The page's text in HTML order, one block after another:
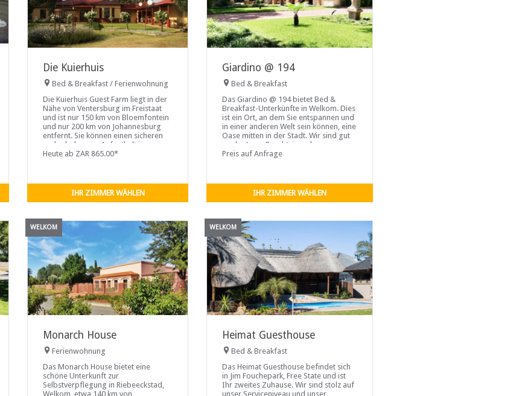
Die Kuierhuis
Bed & Breakfast / Ferienwohnung
Die Kuierhuis Guest Farm liegt in der
Nähe von Ventersburg im Freistaat
und ist nur 150 km von Bloemfontein
und nur 200 km von Johannesburg
entfernt. Sie können einen sicheren
und erholsamen Aufenthalt im
Kuierhuis
Heute ab ZAR 865.00*
IHR ZIMMER WÄHLEN
Giardino @ 194
Bed & Breakfast
Das Giardino @ 194 bietet Bed &
Breakfast-Unterkünfte in Welkom. Dies
ist ein Ort, an dem Sie entspannen und
in einer anderen Welt sein können, eine
Oase mitten in der Stadt. Wir sind gut
an der Long Road (einer der
Hauptstraßen) gelegen, die von
Sat-TV, kostenlosen Toilettenartikeln
Preis auf Anfrage
IHR ZIMMER WÄHLEN
WELKOM
Monarch House
Ferienwohnung
Das Monarch House bietet eine
schöne Unterkunft zur
Selbstverpflegung in Riebeeckstad,
Welkom, etwa 140 km von
WELKOM
Heimat Guesthouse
Bed & Breakfast
Das Heimat Guesthouse befindet sich
in Jim Fouchepark, Free State und ist
Ihr zweites Zuhause. Wir sind stolz auf
unser Serviceniveau und unser